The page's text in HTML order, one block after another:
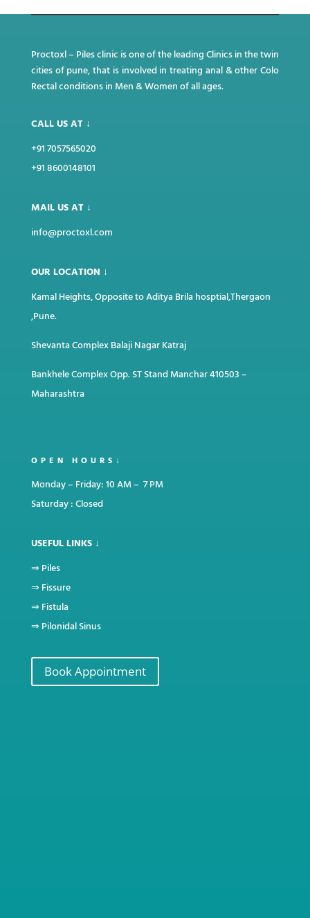
Proctoxl – Piles clinic is one of the leading Clinics in the twin
cities of pune, that is involved in treating anal & other Colo
Rectal conditions in Men & Women of all ages.
CALL US AT ↓
+91 7057565020
+91 8600148101
MAIL US AT ↓
info@proctoxl.com
OUR LOCATION ↓
Kamal Heights, Opposite to Aditya Brila hosptial,Thergaon
,Pune.
Shevanta Complex Balaji Nagar Katraj
Bankhele Complex Opp. ST Stand Manchar410503 –
Maharashtra
OPEN HOURS↓
Monday – Friday: 10 AM – 7 PM
Saturday : Closed
USEFUL LINKS ↓
⇒ Piles
⇒ Fissure
⇒ Fistula
⇒ Pilonidal Sinus
Book Appointment